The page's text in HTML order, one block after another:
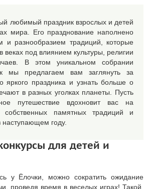
любимый праздник взрослых и детей
мира. Его празднование наполнено
и разнообразием традиций, которые
под влиянием культуры, религии
В этом уникальном собрании
мы предлагаем вам заглянуть за
яркого праздника и узнать больше о
в разных уголках планеты. Пусть
путешествие вдохновит вас на
собственных памятных традиций и
наступающем году.
для детей и
у Ёлочки, можно сократить ожидание
проведя время в веселых играх! Такой